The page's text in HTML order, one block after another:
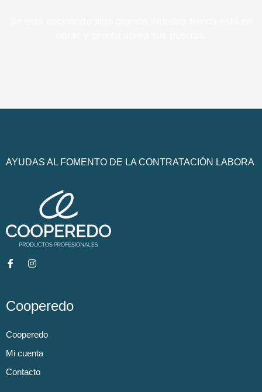
AYUDAS AL FOMENTO DE LA CONTRATACIÓN LABORA
Cooperedo
Cooperedo
Mi cuenta
Contacto